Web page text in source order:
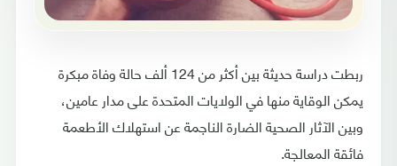
ربطت دراسة حديثة بين أكثر من 124 ألف حالة وفاة مبكرة
يمكن الوقاية منها في الولايات المتحدة على مدار عامين،
وبين الآثار الصحية الضارة الناجمة عن استهلاك الأطعمة
فائقة المعالجة.